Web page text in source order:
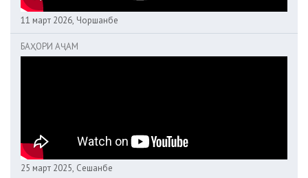
11 март 2026, Чоршанбе
БАҲОРИ АҶАМ
25 март 2025, Сешанбе